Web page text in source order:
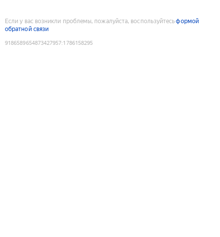
Если у вас возникли проблемы, пожалуйста, воспользуйтесьформой
обратной связи
9186589654873427957:1786158295